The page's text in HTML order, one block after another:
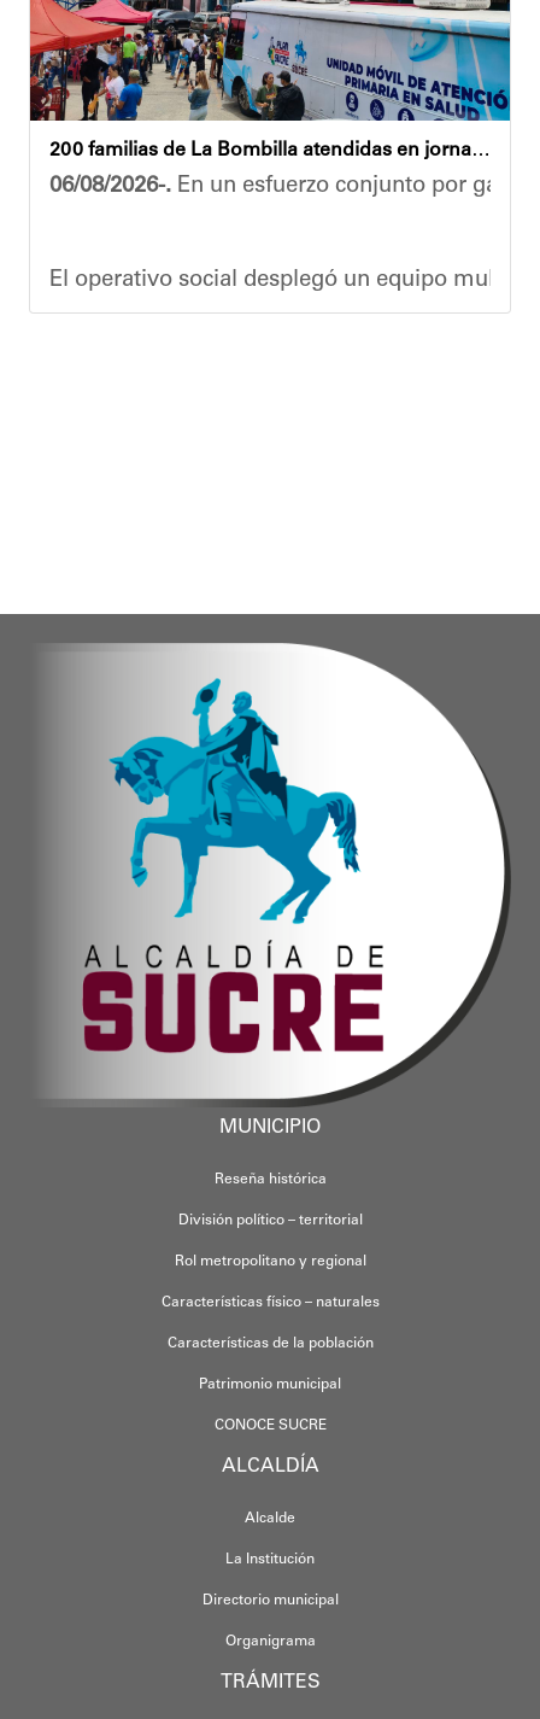
Yois Coellar
200 familias de La Bombilla atendidas en jornada integral
06/08/2026-. En un esfuerzo conjunto por
El operativo social desplegó un equipo
MUNICIPIO
Reseña histórica
División político – territorial
Rol metropolitano y regional
Características físico – naturales
Características de la población
Patrimonio municipal
CONOCE SUCRE
ALCALDÍA
Alcalde
La Institución
Directorio municipal
Organigrama
TRÁMITES